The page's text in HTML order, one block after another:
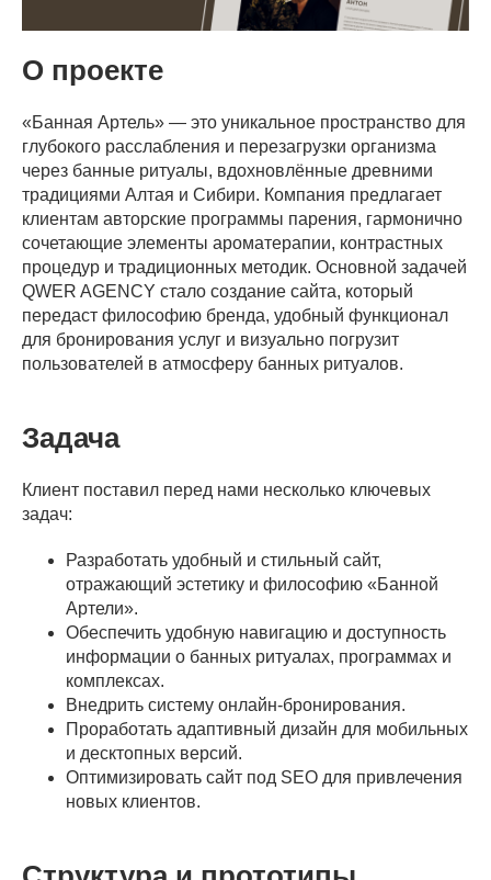
О проекте
«Банная Артель» — это уникальное пространство для
глубокого расслабления и перезагрузки организма
через банные ритуалы, вдохновлённые древними
традициями Алтая и Сибири. Компания предлагает
клиентам авторские программы парения, гармонично
сочетающие элементы ароматерапии, контрастных
процедур и традиционных методик. Основной задачей
QWER AGENCY стало создание сайта, который
передаст философию бренда, удобный функционал
для бронирования услуг и визуально погрузит
пользователей в атмосферу банных ритуалов.
Задача
Клиент поставил перед нами несколько ключевых
задач:
Разработать удобный и стильный сайт,
отражающий эстетику и философию «Банной
Артели».
Обеспечить удобную навигацию и доступность
информации о банных ритуалах, программах и
комплексах.
Внедрить систему онлайн-бронирования.
Проработать адаптивный дизайн для мобильных
и десктопных версий.
Оптимизировать сайт под SEO для привлечения
новых клиентов.